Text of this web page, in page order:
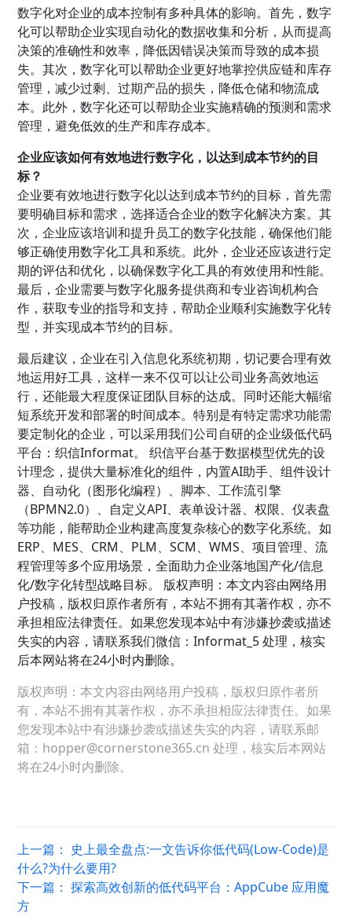
数字化对企业的成本控制有多种具体的影响。首先，数字
化可以帮助企业实现自动化的数据收集和分析，从而提高
决策的准确性和效率，降低因错误决策而导致的成本损
失。其次，数字化可以帮助企业更好地掌控供应链和库存
管理，减少过剩、过期产品的损失，降低仓储和物流成
本。此外，数字化还可以帮助企业实施精确的预测和需求
管理，避免低效的生产和库存成本。
企业应该如何有效地进行数字化，以达到成本节约的目
标？
企业要有效地进行数字化以达到成本节约的目标，首先需
要明确目标和需求，选择适合企业的数字化解决方案。其
次，企业应该培训和提升员工的数字化技能，确保他们能
够正确使用数字化工具和系统。此外，企业还应该进行定
期的评估和优化，以确保数字化工具的有效使用和性能。
最后，企业需要与数字化服务提供商和专业咨询机构合
作，获取专业的指导和支持，帮助企业顺利实施数字化转
型，并实现成本节约的目标。
最后建议，企业在引入信息化系统初期，切记要合理有效
地运用好工具，这样一来不仅可以让公司业务高效地运
行，还能最大程度保证团队目标的达成。同时还能大幅缩
短系统开发和部署的时间成本。特别是有特定需求功能需
要定制化的企业，可以采用我们公司自研的企业级低代码
平台：织信Informat。 织信平台基于数据模型优先的设
计理念，提供大量标准化的组件，内置AI助手、组件设计
器、自动化（图形化编程）、脚本、工作流引擎
（BPMN2.0）、自定义API、表单设计器、权限、仪表盘
等功能，能帮助企业构建高度复杂核心的数字化系统。如
ERP、MES、CRM、PLM、SCM、WMS、项目管理、流
程管理等多个应用场景，全面助力企业落地国产化/信息
化/数字化转型战略目标。 版权声明：本文内容由网络用
户投稿，版权归原作者所有，本站不拥有其著作权，亦不
承担相应法律责任。如果您发现本站中有涉嫌抄袭或描述
失实的内容，请联系我们微信：Informat_5 处理，核实
后本网站将在24小时内删除。
版权声明：本文内容由网络用户投稿，版权归原作者所
有，本站不拥有其著作权，亦不承担相应法律责任。如果
您发现本站中有涉嫌抄袭或描述失实的内容，请联系邮
箱：hopper@cornerstone365.cn 处理，核实后本网站
将在24小时内删除。
上一篇： 史上最全盘点:一文告诉你低代码(Low-Code)是
什么?为什么要用?
下一篇：探索高效创新的低代码平台：AppCube 应用魔
方